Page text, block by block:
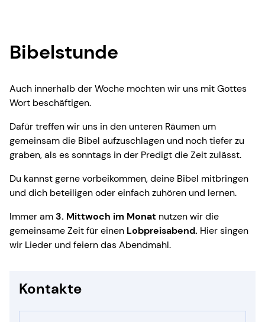
Bibelstunde
Auch innerhalb der Woche möchten wir uns mit Gottes
Wort beschäftigen.
Dafür treffen wir uns in den unteren Räumen um
gemeinsam die Bibel aufzuschlagen und noch tiefer zu
graben, als es sonntags in der Predigt die Zeit zulässt.
Du kannst gerne vorbeikommen, deine Bibel mitbringen
und dich beteiligen oder einfach zuhören und lernen.
Immer am3. Mittwoch im Monat nutzen wir die
gemeinsame Zeit für einen Lobpreisabend. Hier singen
wir Lieder und feiern das Abendmahl.
Kontakte